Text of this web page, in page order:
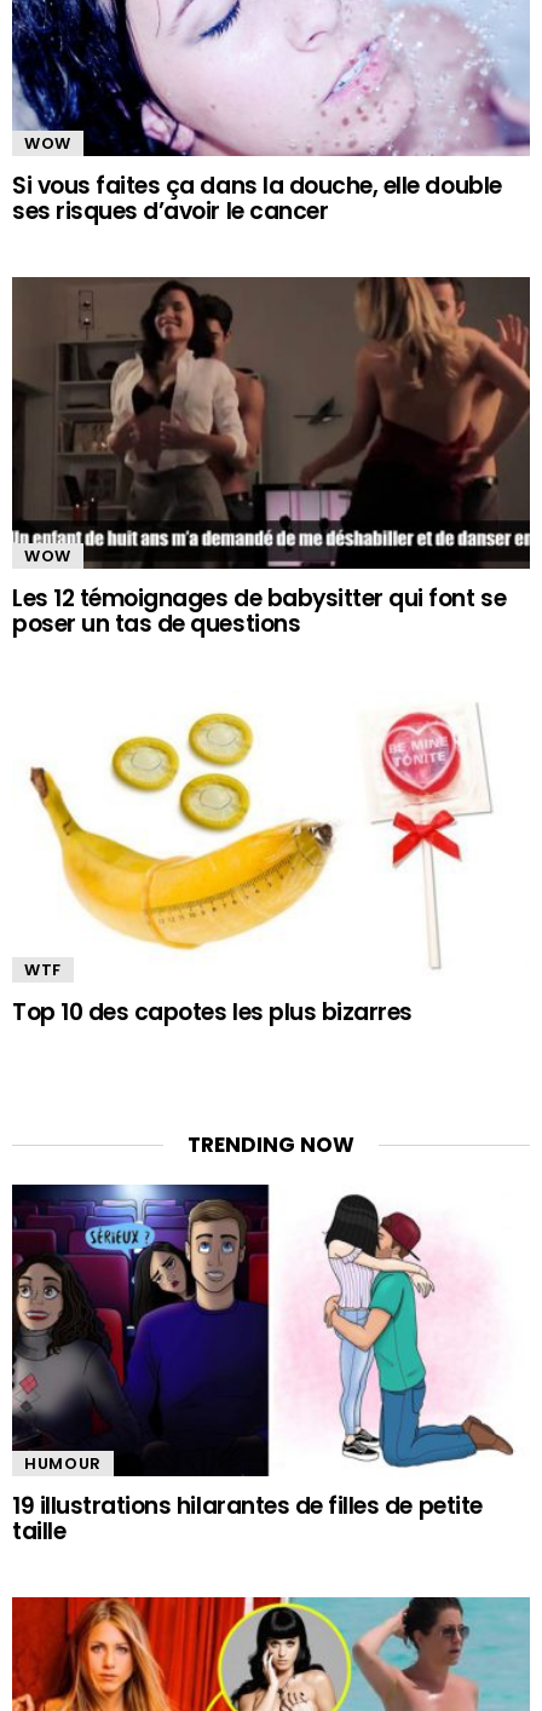
WOW
Si vous faites ça dans la douche, elle double
ses risques d’avoir le cancer
WOW
Les 12 témoignages de babysitter qui font se
poser un tas de questions
WTF
Top 10 des capotes les plus bizarres
TRENDING NOW
HUMOUR
19 illustrations hilarantes de filles de petite
taille